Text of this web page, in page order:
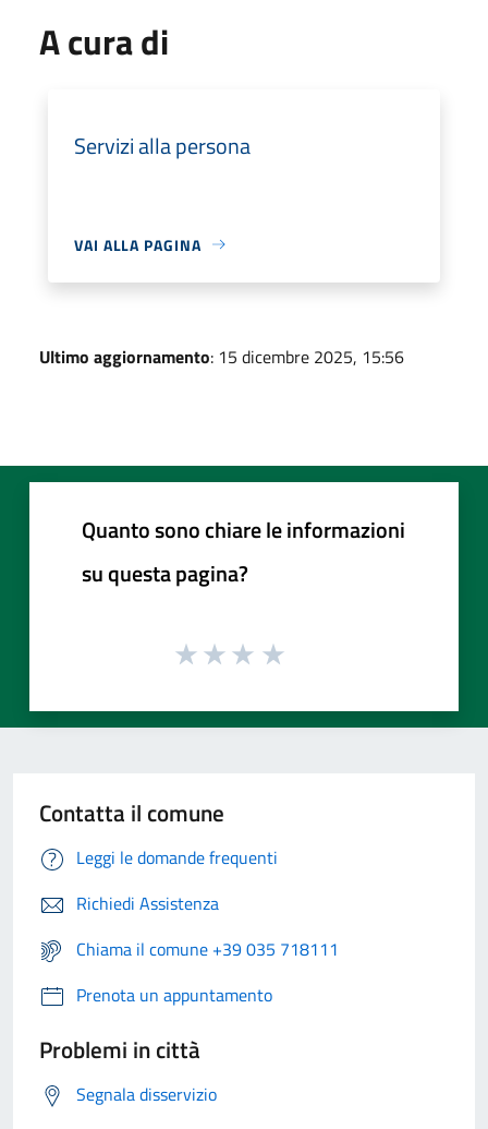
A cura di
Servizi alla persona
VAI ALLA PAGINA
Ultimo aggiornamento: 15 dicembre 2025, 15:56
Quanto sono chiare le informazioni
su questa pagina?
Contatta il comune
Leggi le domande frequenti
Richiedi Assistenza
Chiama il comune +39 035 718111
Prenota un appuntamento
Problemi in città
Segnala disservizio